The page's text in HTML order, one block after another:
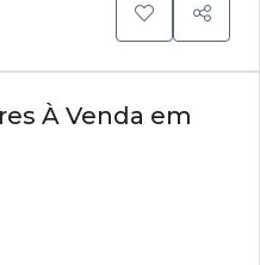
À Venda em